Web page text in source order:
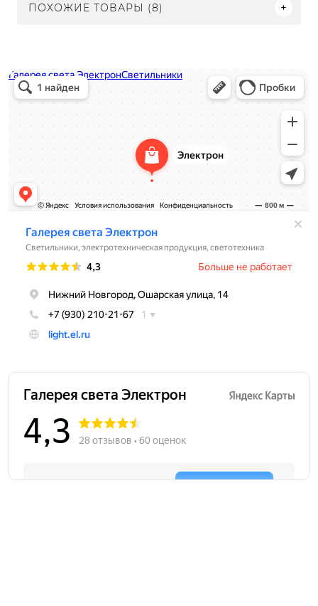
ПОХОЖИЕ ТОВАРЫ (8)
Электрон
Светильники в Нижнем Новгороде
Электротехническая продукция в Нижнем Новгороде